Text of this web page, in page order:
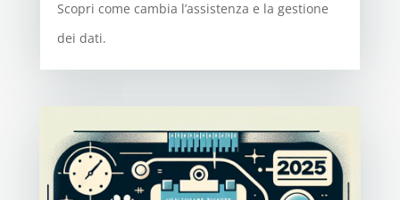
Scopri come cambia l’assistenza e la gestione
dei dati.